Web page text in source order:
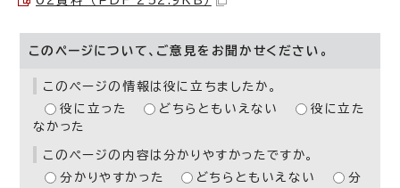
このページについて、ご意見をお聞かせください。
このページの情報は役に立ちましたか。
役に立った
どちらともいえない
役に立た
なかった
このページの内容は分かりやすかったですか。
分かりやすかった
どちらともいえない
分